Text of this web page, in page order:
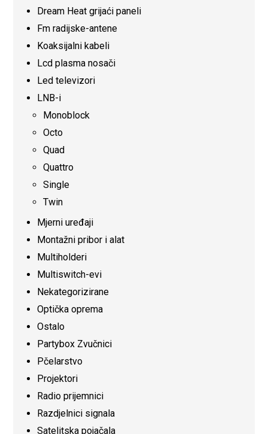
Dream Heat grijaći paneli
Fm radijske-antene
Koaksijalni kabeli
Lcd plasma nosači
Led televizori
LNB-i
Monoblock
Octo
Quad
Quattro
Single
Twin
Mjerni uređaji
Montažni pribor i alat
Multiholderi
Multiswitch-evi
Nekategorizirane
Optička oprema
Ostalo
Partybox Zvučnici
Pčelarstvo
Projektori
Radio prijemnici
Razdjelnici signala
Satelitska pojačala